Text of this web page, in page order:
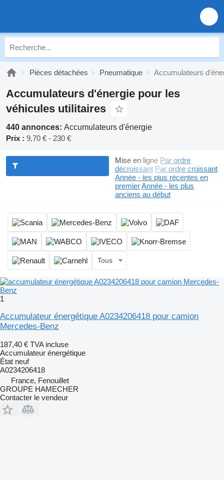
Pièces détachées Pneumatique Accumulateurs
Accumulateurs d'énergie pour les
véhicules utilitaires
440 annonces: Accumulateurs d'énergie
Prix : 9,70 € - 230 €
Mise en ligne Par ordre
décroissant Par ordre croissant
Année - les plus récentes en
premierAnnée - les plus
anciens au début
Tous
1
Accumulateur énergétique A0234206418 pour camion
Mercedes-Benz
187,40 € TVA incluse
Accumulateur énergétique
État neuf
A0234206418
France, Fenouillet
GROUPE HAMECHER
Contacter le vendeur